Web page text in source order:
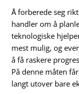
Å forberede seg
handler om å
teknologiske
mest mulig, og
å få raskere
På denne måten
langt utover bare